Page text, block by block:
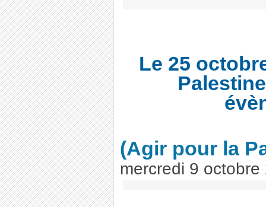
Le 25
(Agir pour la
mercredi 9 octobre